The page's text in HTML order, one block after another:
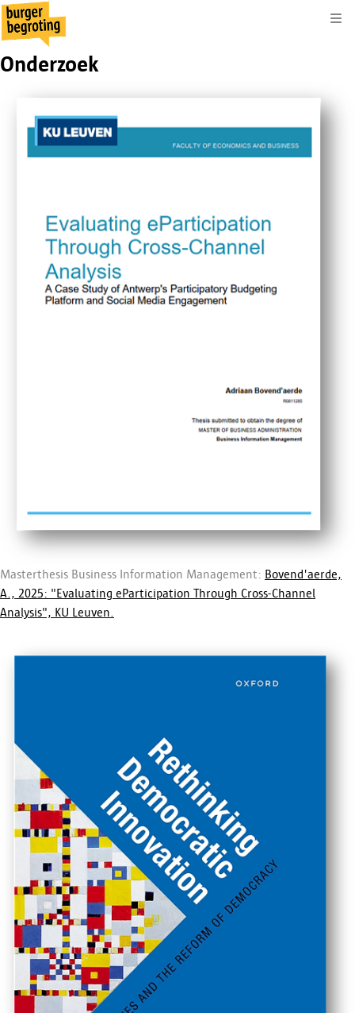
Onderzoek
Masterthesis Business Information Management: Bovend'aerde,
A., 2025: "Evaluating eParticipation Through Cross-Channel
Analysis", KU Leuven.